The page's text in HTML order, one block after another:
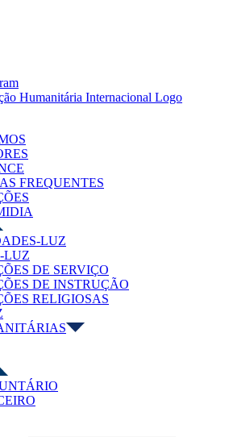
FREQUENTES
LUZ
LUZ
DE SERVIÇO
DE INSTRUÇÃO
RELIGIOSAS